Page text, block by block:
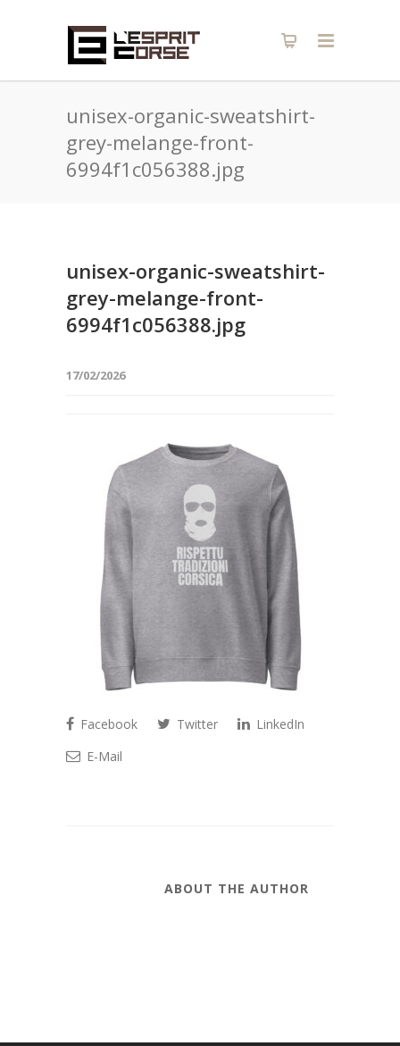
unisex-organic-sweatshirt-
grey-melange-front-
6994f1c056388.jpg
unisex-organic-sweatshirt-
grey-melange-front-
6994f1c056388.jpg
17/02/2026
Facebook Twitter
LinkedIn
E-Mail
ABOUT THE AUTHOR